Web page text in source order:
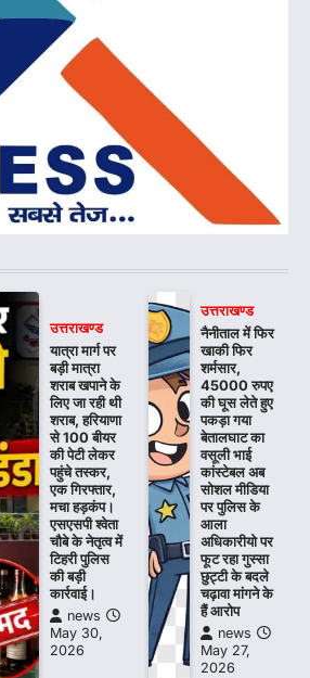
उत्तराखण्ड
यात्रा मार्ग पर
बड़ी मात्रा
शराब खपाने के
लिए जा रही थी
शराब, हरियाणा
से 100 बीयर
की पेटी लेकर
पहुंचे तस्कर,
एक गिरफ्तार,
मचा हड़कंप।
एसएसपी श्वेता
चौबे के नेतृत्व में
टिहरी पुलिस
की बड़ी
कार्रवाई।
news
May 30,
2026
उत्तराखण्ड
नैनीताल में फिर
खाकी फिर
शर्मसार,
45000 रुपए
की घूस लेते हुए
पकड़ा गया
बेतालघाट का
वसूली भाई
कांस्टेबल अब
सोशल मीडिया
पर पुलिस के
आला
अधिकारीयो पर
फूट रहा गुस्सा
छुट्टी के बदले
चढ़ावा मांगने के
हैं आरोप
news
May 27,
2026